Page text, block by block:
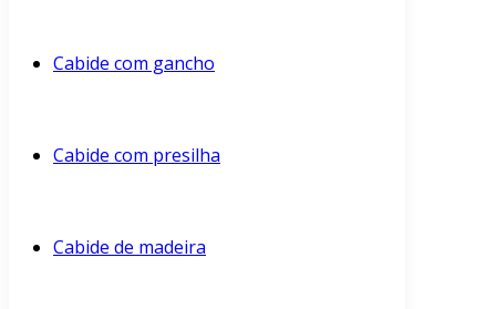
Cabide com gancho
Cabide com presilha
Cabide de madeira